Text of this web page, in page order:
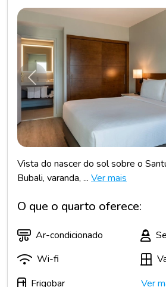
Anterior
Vista do nascer do sol sobre o
Bubali, varanda, ... Ver mais
O que o quarto oferece:
Ar-condicionado
Wi-fi
Frigobar
Ver